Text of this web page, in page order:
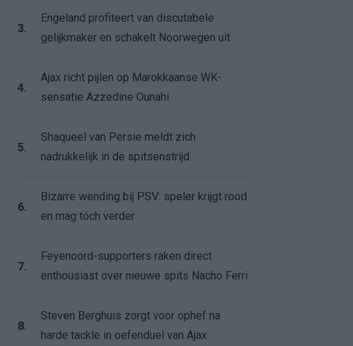
3.
Engeland profiteert van discutabele
gelijkmaker en schakelt Noorwegen uit
4.
Ajax richt pijlen op Marokkaanse WK-
sensatie Azzedine Ounahi
5.
Shaqueel van Persie meldt zich
nadrukkelijk in de spitsenstrijd
6.
Bizarre wending bij PSV: speler krijgt rood
en mag tóch verder
7.
Feyenoord-supporters raken direct
enthousiast over nieuwe spits Nacho Ferri
8.
Steven Berghuis zorgt voor ophef na
harde tackle in oefenduel van Ajax